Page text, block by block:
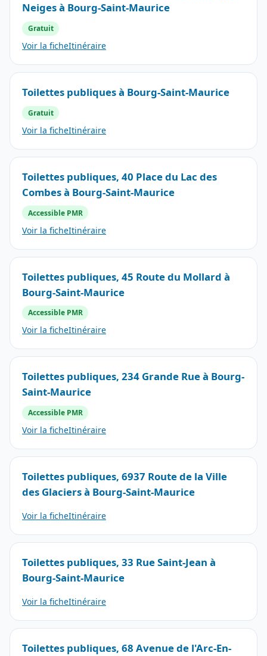
Neiges à Bourg-Saint-Maurice
Gratuit
Voir la ficheItinéraire
Toilettes publiques à Bourg-Saint-Maurice
Gratuit
Voir la ficheItinéraire
Toilettes publiques, 40 Place du Lac des
Combes à Bourg-Saint-Maurice
Accessible PMR
Voir la ficheItinéraire
Toilettes publiques, 45 Route du Mollard à
Bourg-Saint-Maurice
Accessible PMR
Voir la ficheItinéraire
Toilettes publiques, 234 Grande Rue à Bourg-
Saint-Maurice
Accessible PMR
Voir la ficheItinéraire
Toilettes publiques, 6937 Route de la Ville
des Glaciers à Bourg-Saint-Maurice
Voir la ficheItinéraire
Toilettes publiques, 33 Rue Saint-Jean à
Bourg-Saint-Maurice
Voir la ficheItinéraire
Toilettes publiques, 68 Avenue de l'Arc-En-